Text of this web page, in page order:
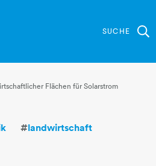
SUCHE
Flächen für Solarstrom
#landwirtschaft